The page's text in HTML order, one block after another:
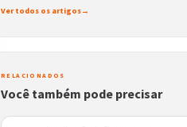
Ver todos os artigos→
RELACIONADOS
Você também pode precisar